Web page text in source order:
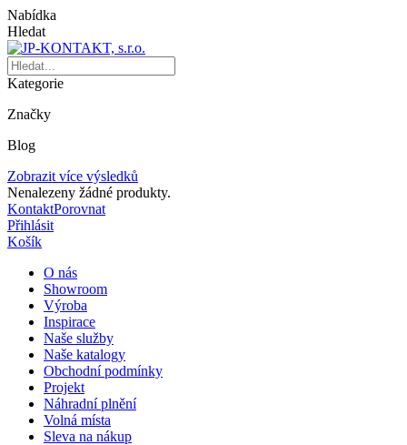
Nabídka
Hledat
Kategorie
Značky
Blog
Zobrazit více výsledků
Nenalezeny žádné produkty.
KontaktPorovnat
Přihlásit
Košík
O nás
Showroom
Výroba
Inspirace
Naše služby
Naše katalogy
Obchodní podmínky
Projekt
Náhradní plnění
Volná místa
Sleva na nákup